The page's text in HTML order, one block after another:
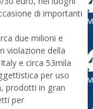
di importanti
due milioni e
violazione della
e circa 53mila
per uso
prodotti in gran
per